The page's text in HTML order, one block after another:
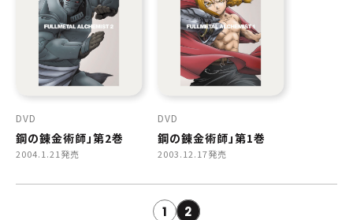
DVD
鋼の錬金術師」第2巻
2004.1.21発売
DVD
鋼の錬金術師」第1巻
2003.12.17発売
1 2